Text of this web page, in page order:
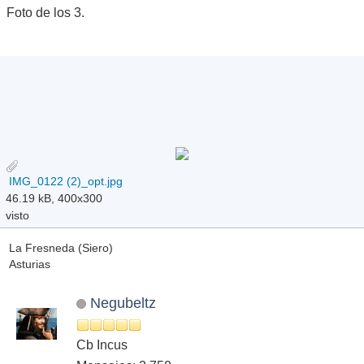
Foto de los 3.
IMG_0122 (2)_opt.jpg
46.19 kB, 400x300
visto
La Fresneda (Siero)
Asturias
Negubeltz
Cb Incus